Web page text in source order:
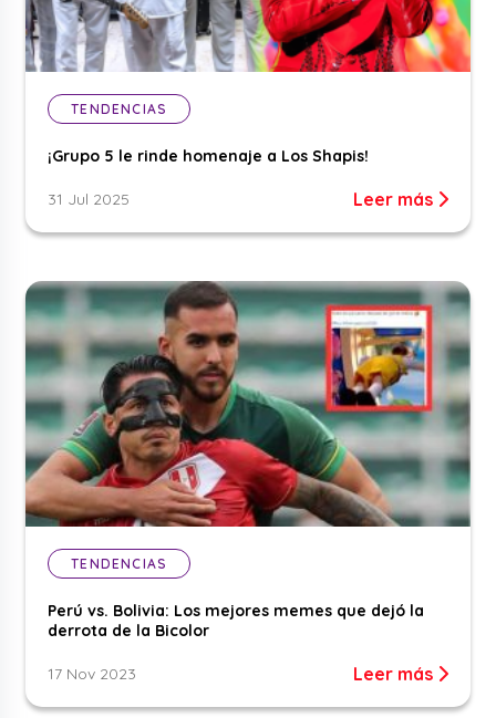
TENDENCIAS
¡Grupo 5 le rinde homenaje a Los Shapis!
31 Jul 2025 Leer más
TENDENCIAS
Perú vs. Bolivia: Los mejores memes que dejó la
derrota de la Bicolor
17 Nov 2023 Leer más